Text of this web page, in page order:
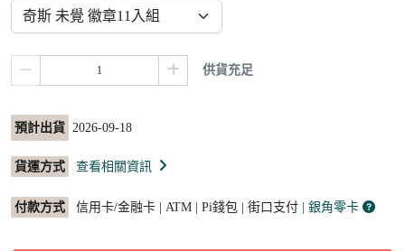
供貨充足
預計出貨 2026-09-18
貨運方式 查看相關資訊
付款方式 信用卡/金融卡 | ATM | Pi錢包 | 街口支付 | 銀角零卡